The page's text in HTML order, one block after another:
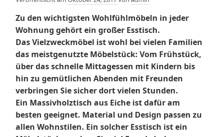
Zu den wichtigsten Wohlfühlmöbeln in jeder
Wohnung gehört ein großer Esstisch.
Das Vielzweckmöbel ist wohl bei vielen Familien
das meistgenutzte Möbelstück: Vom Frühstück,
über das schnelle Mittagessen mit Kindern bis
hin zu gemütlichen Abenden mit Freunden
verbringen Sie sicher dort vielen Stunden.
Ein Massivholztisch aus Eiche ist dafür am
besten geeignet. Material und Design passen zu
allen Wohnstilen. Ein solcher Esstisch ist ein